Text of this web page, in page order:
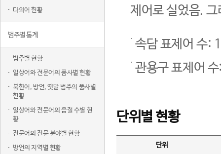
다의어 현황
범주별 통계
범주별 현황
일상어와 전문어의 품사별 현황
북한어, 방언, 옛말 범주의 품사별
현황
일상어와 전문어의 음절 수별 현
황
전문어의 전문 분야별 현황
방언의 지역별 현황
제어로 실었음.
속담 표제어 수:
관용구 표제어
단위별 현황
단위